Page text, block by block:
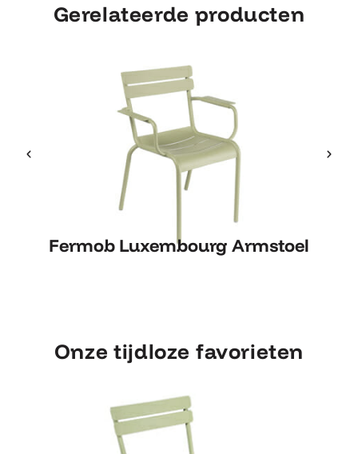
Gerelateerde producten
Fermob Luxembourg Armstoel
Fermob Luxembourg Armstoel
Onze tijdloze favorieten